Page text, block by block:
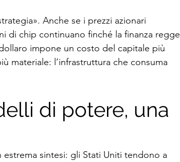
Anche se i prezzi azionari
di chip continuano finché la finanza regge
impone un costo del capitale più
materiale: l’infrastruttura che consuma
di potere, una
estrema sintesi: gli Stati Uniti tendono a